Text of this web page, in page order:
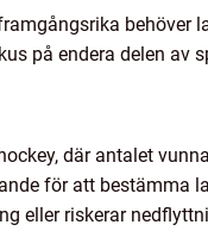
behöver
på endera delen av
där antalet
för att bestämma
eller riskerar